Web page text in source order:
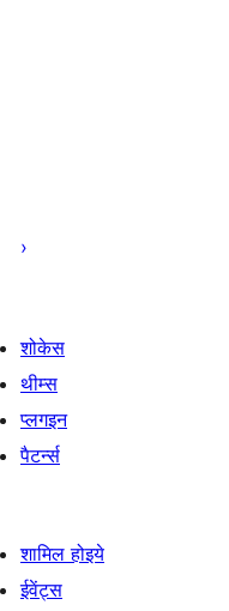
शोकेस
थीम्स
प्लगइन
पैटर्न्स
शामिल होइये
ईवेंट्स